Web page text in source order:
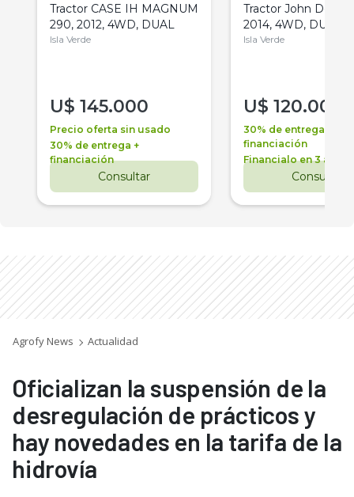
Tractor CASE IH MAGNUM
290, 2012, 4WD, DUAL
Isla Verde
U$ 145.000
Precio oferta sin usado
30% de entrega +
financiación
Consultar
Tractor John Deere
2014, 4WD, DUAL
Isla Verde
U$ 120.000
30% de entrega +
financiación
Financialo en 3 años
Consultar
Agrofy News Actualidad
Oficializan la suspensión de la
desregulación de prácticos y
hay novedades en la tarifa de la
hidrovía